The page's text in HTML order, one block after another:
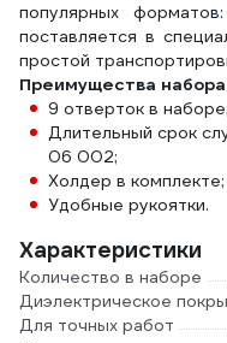
популярных
поставляется в
простой
Преимущества
9 отверток в наборе;
Длительный срок
06 002;
Холдер в комплекте;
Удобные рукоятки.
Характеристики
Количество в наборе
Диэлектрическое
Для точных работ